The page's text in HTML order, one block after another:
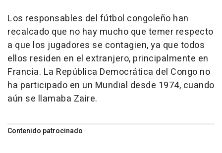
Los responsables del fútbol congoleño han
recalcado que no hay mucho que temer respecto
a que los jugadores se contagien, ya que todos
ellos residen en el extranjero, principalmente en
Francia. La República Democrática del Congo no
ha participado en un Mundial desde 1974, cuando
aún se llamaba Zaire.
Contenido patrocinado